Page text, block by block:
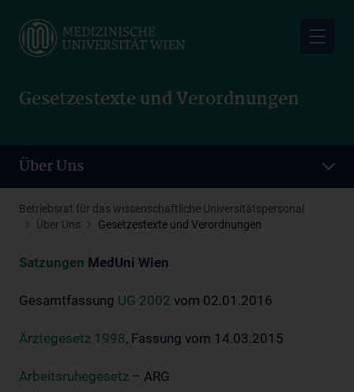
main
Gesetzestexte und Verordnungen
Über Uns
Betriebsrat für das wissenschaftliche Universitätspersonal
Über Uns
Gesetzestexte und Verordnungen
Satzungen MedUni Wien
Gesamtfassung UG 2002 vom 02.01.2016
Ärztegesetz 1998, Fassung vom 14.03.2015
Arbeitsruhegesetz – ARG